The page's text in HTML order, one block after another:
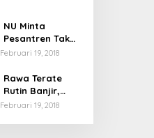
Pelayanan
NU Minta
Pesantren Tak
Terprovokasi
Februari 19, 2018
Rawa Terate
Rutin Banjir,
Anies Bakal Cek
Februari 19, 2018